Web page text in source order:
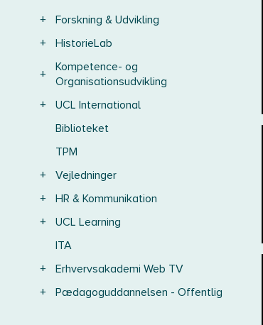
+
Forskning & Udvikling
+
HistorieLab
+
Kompetence- og
Organisationsudvikling
+
UCL International
Biblioteket
TPM
+
Vejledninger
+
HR & Kommunikation
+
UCL Learning
ITA
+
Erhvervsakademi Web TV
+
Pædagoguddannelsen - Offentlig